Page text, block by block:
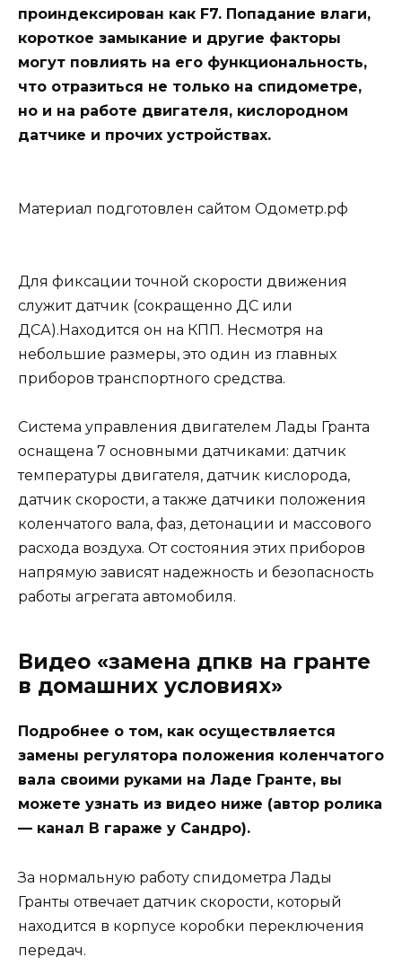
проиндексирован как F7. Попадание влаги,
короткое замыкание и другие факторы
могут повлиять на его функциональность,
что отразиться не только на спидометре,
но и на работе двигателя, кислородном
датчике и прочих устройствах.
Материал подготовлен сайтом Одометр.рф
Для фиксации точной скорости движения
служит датчик (сокращенно ДС или
ДСА).Находится он на КПП. Несмотря на
небольшие размеры, это один из главных
приборов транспортного средства.
Система управления двигателем Лады Гранта
оснащена 7 основными датчиками: датчик
температуры двигателя, датчик кислорода,
датчик скорости, а также датчики положения
коленчатого вала, фаз, детонации и массового
расхода воздуха. От состояния этих приборов
напрямую зависят надежность и безопасность
работы агрегата автомобиля.
Видео «замена дпкв на гранте
в домашних условиях»
Подробнее о том, как осуществляется
замены регулятора положения коленчатого
вала своими руками на Ладе Гранте, вы
можете узнать из видео ниже (автор ролика
— канал В гараже у Сандро).
За нормальную работу спидометра Лады
Гранты отвечает датчик скорости, который
находится в корпусе коробки переключения
передач.